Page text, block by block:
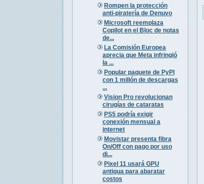
Rompen la protección
anti-piratería de Denuvo
Microsoft reemplaza
Copilot en el Bloc de notas
de...
La Comisión Europea
aprecia que Meta infringió
la ...
Popular paquete de PyPI
con 1 millón de descargas
...
Vision Pro revolucionan
cirugías de cataratas
PS5 podría exigir
conexión mensual a
internet
Movistar presenta fibra
On/Off con pago por uso
di...
Pixel 11 usará GPU
antigua para abaratar
costos